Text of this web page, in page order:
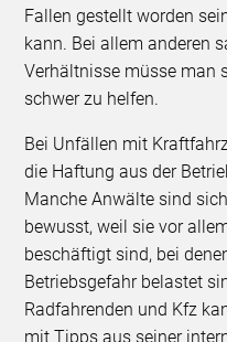
Fallen gestellt worden
kann. Bei allem anderen
Verhältnisse müsse man
schwer zu helfen.
Bei Unfällen mit
die Haftung aus der
Manche Anwälte sind
bewusst, weil sie vor
beschäftigt sind, bei
Betriebsgefahr belastet
Radfahrenden und Kfz
mit Tipps aus seiner